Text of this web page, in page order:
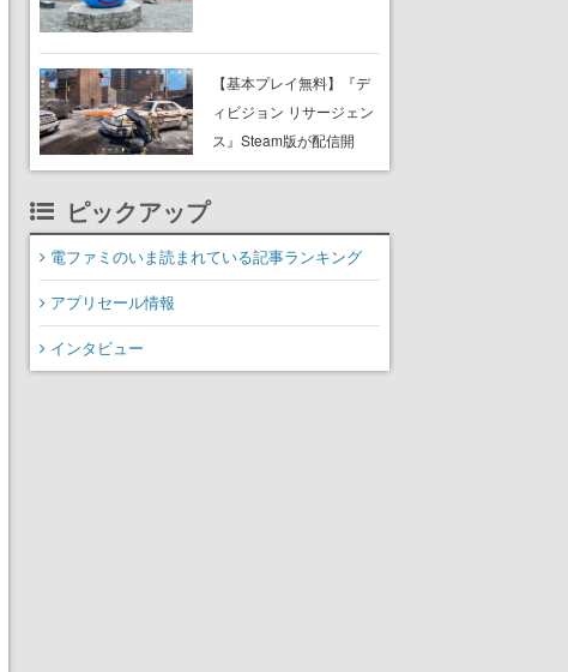
ベントなどが準備中。シ
ンボルのお城前のスライ
ムもハロウィン風に
【基本プレイ無料】『デ
ィビジョン リサージェン
ス』Steam版が配信開
始。『ディビジョン』シ
ピックアップ
電ファミのいま読まれている記事ランキング
アプリセール情報
インタビュー